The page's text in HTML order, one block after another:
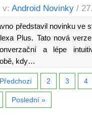
v: Android Novinky /
představil novinku ve
Plus. Tato nová
a lépe
kdy…
2 3 4
Poslední »